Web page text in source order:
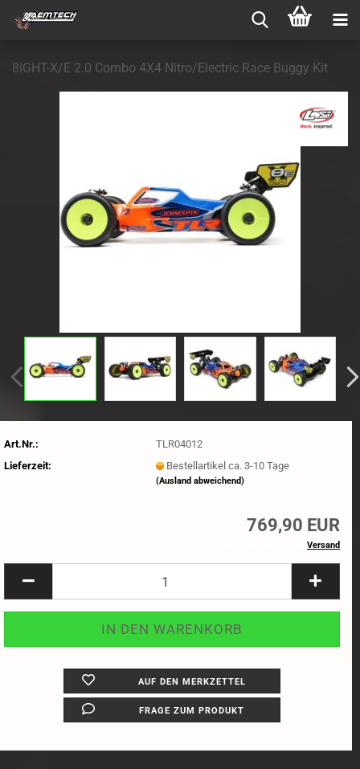
8IGHT-X/E 2.0 Combo 4X4 Nitro/Electric Race Buggy Kit
Art.Nr.:
TLR04012
Lieferzeit:
Bestellartikel ca. 3-10 Tage
(Ausland abweichend)
769,90 EUR
Versand
AUF DEN MERKZETTEL
FRAGE ZUM PRODUKT